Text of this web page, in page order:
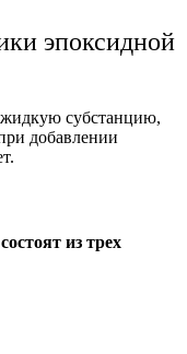
эпоксидной
жидкую субстанцию,
добавлении
из трех